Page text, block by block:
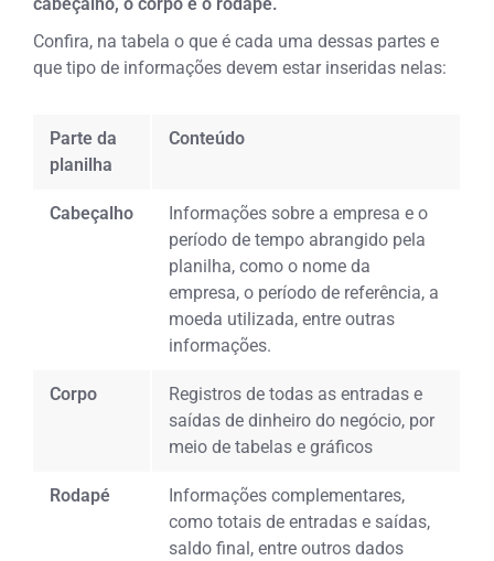
Confira, na tabela o que é cada uma dessas partes e
que tipo de informações devem estar inseridas nelas:
Parte da
planilha
Conteúdo
Cabeçalho
Informações sobre a empresa e o
período de tempo abrangido pela
planilha, como o nome da
empresa, o período de referência, a
moeda utilizada, entre outras
informações.
Corpo
Registros de todas as entradas e
saídas de dinheiro do negócio, por
meio de tabelas e gráficos
Rodapé
Informações complementares,
como totais de entradas e saídas,
saldo final, entre outros dados